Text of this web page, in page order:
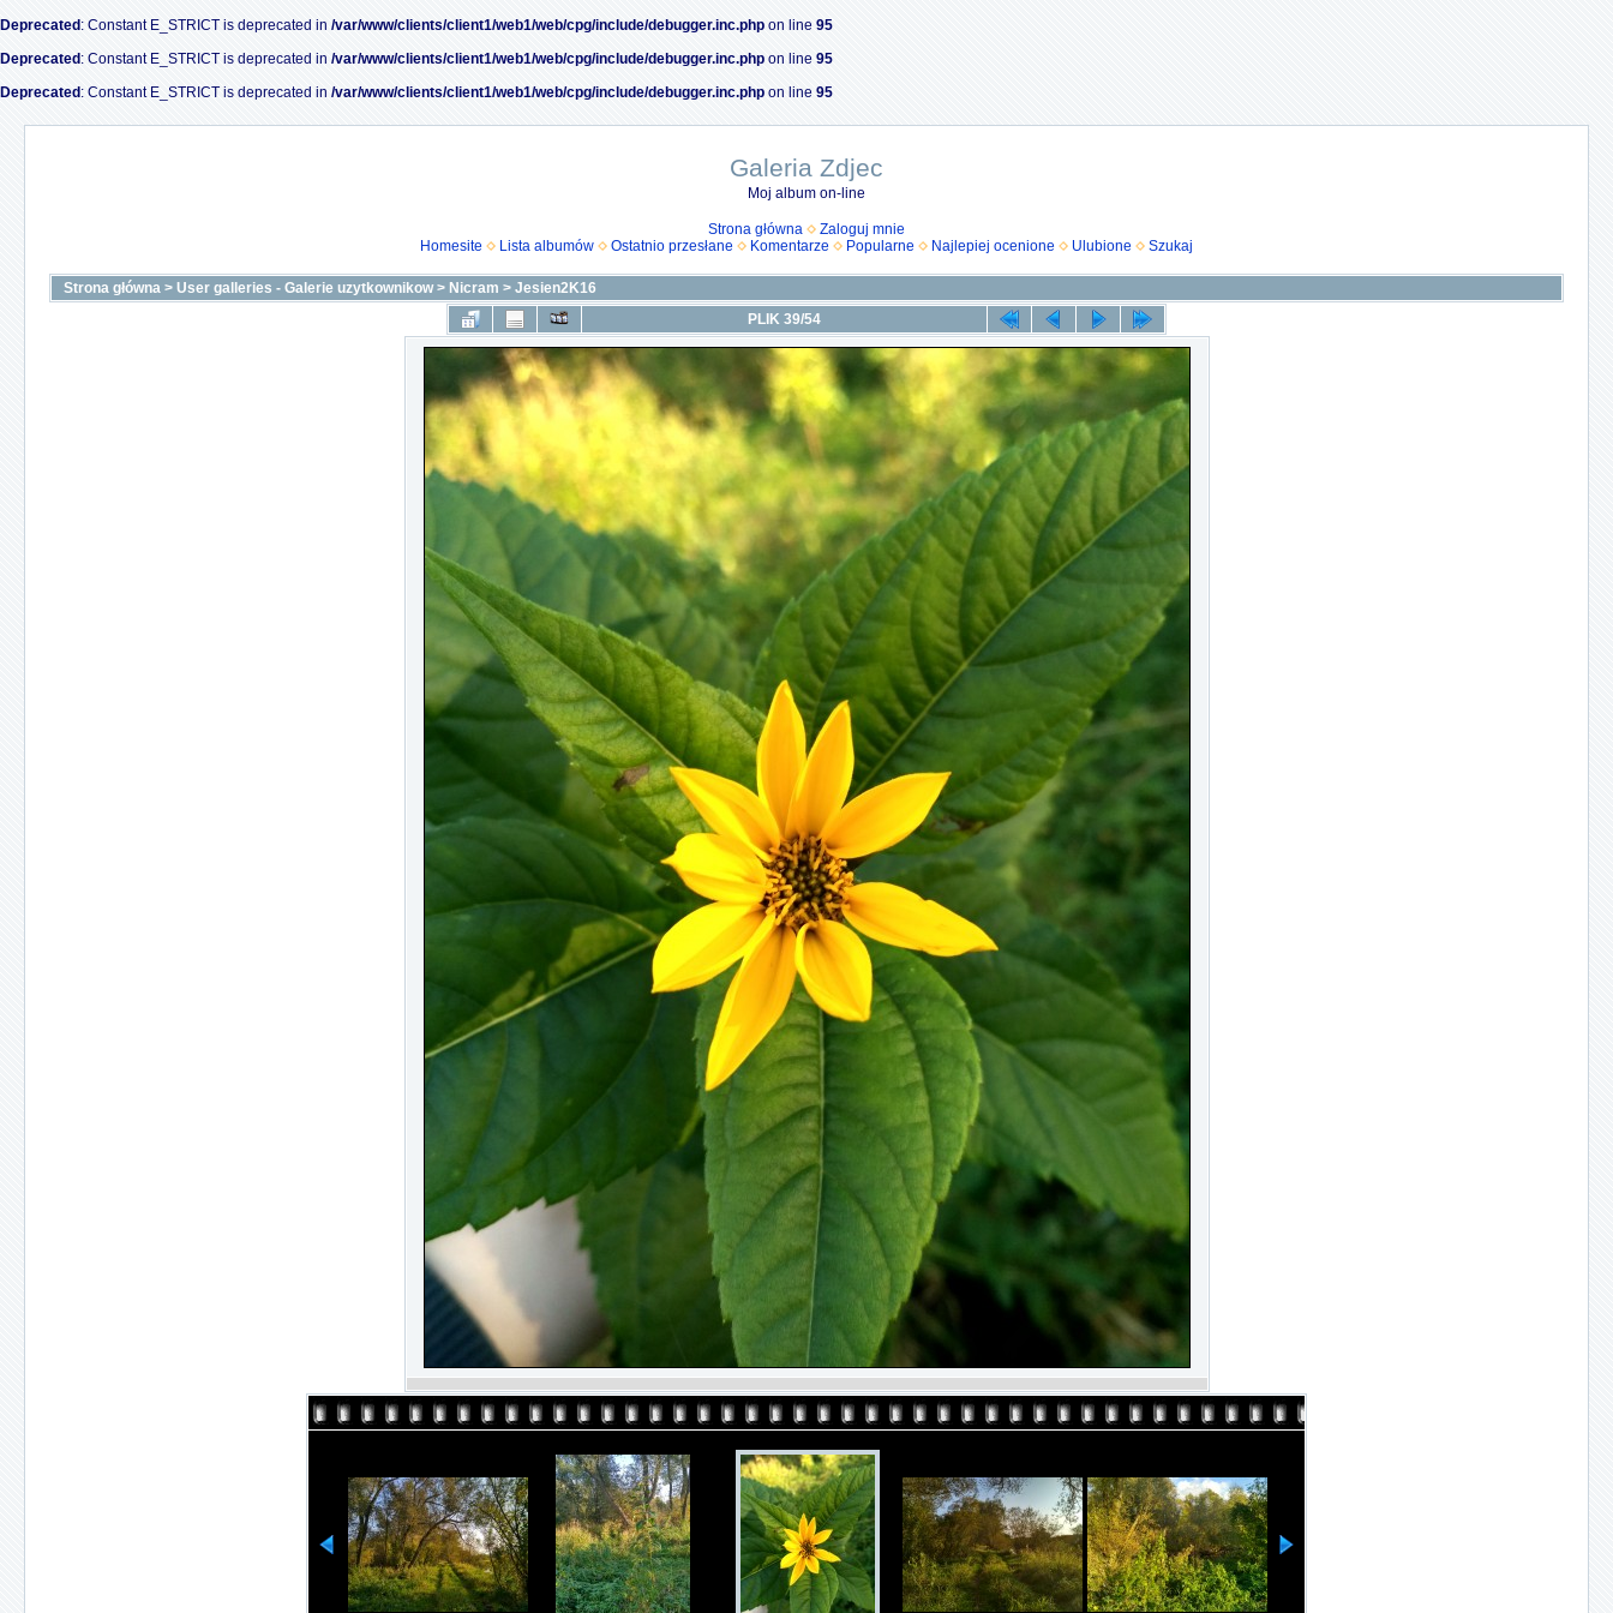
Deprecated : Constant E_STRICT is deprecated in /var/www/clients/client1/web1/web/cpg/include/debugger.inc.php on line 95
Deprecated : Constant E_STRICT is deprecated in /var/www/clients/client1/web1/web/cpg/include/debugger.inc.php on line 95
Deprecated : Constant E_STRICT is deprecated in /var/www/clients/client1/web1/web/cpg/include/debugger.inc.php on line 95
Galeria Zdjec
Moj album on-line
Strona główna
Zaloguj mnie
Homesite
Lista albumów Ostatnio przesłane Komentarze Popularne Najlepiej ocenione Ulubione Szukaj
Strona główna > User galleries - Galerie uzytkownikow> Nicram > Jesien2K16
PLIK 39/54